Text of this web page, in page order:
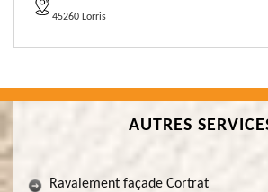
45260 Lorris
AUTRES
Ravalement façade Cortrat